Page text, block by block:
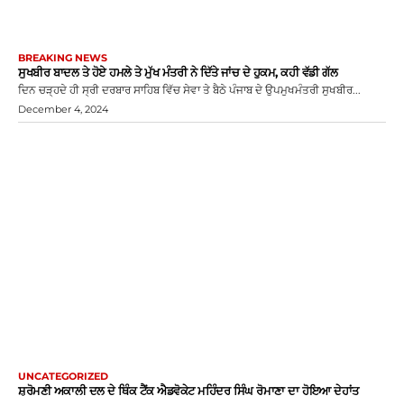
BREAKING NEWS
ਸੁਖਬੀਰ ਬਾਦਲ ਤੇ ਹੋਏ ਹਮਲੇ ਤੇ ਮੁੱਖ ਮੰਤਰੀ ਨੇ ਦਿੱਤੇ ਜਾਂਚ ਦੇ ਹੁਕਮ, ਕਹੀ ਵੱਡੀ ਗੱਲ
ਦਿਨ ਚੜ੍ਹਦੇ ਹੀ ਸ੍ਰੀ ਦਰਬਾਰ ਸਾਹਿਬ ਵਿੱਚ ਸੇਵਾ ਤੇ ਬੈਠੇ ਪੰਜਾਬ ਦੇ ਉਪਮੁਖਮੰਤਰੀ ਸੁਖਬੀਰ...
December 4, 2024
UNCATEGORIZED
ਸ਼੍ਰੋਮਣੀ ਅਕਾਲੀ ਦਲ ਦੇ ਥਿੰਕ ਟੈਂਕ ਐਡਵੋਕੇਟ ਮਹਿੰਦਰ ਸਿੰਘ ਰੋਮਾਣਾ ਦਾ ਹੋਇਆ ਦੇਹਾਂਤ